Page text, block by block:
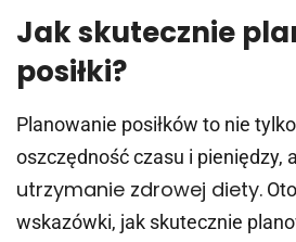
Jak skutecznie
posiłki?
Planowanie posiłków to nie
oszczędność czasu i pieniędzy,
utrzymanie zdrowej diety.
wskazówki, jak skutecznie